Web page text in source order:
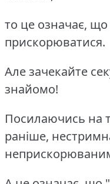
то це означає,
прискорюватися.
Але зачекайте
знайомо!
Посилаючись на
раніше,